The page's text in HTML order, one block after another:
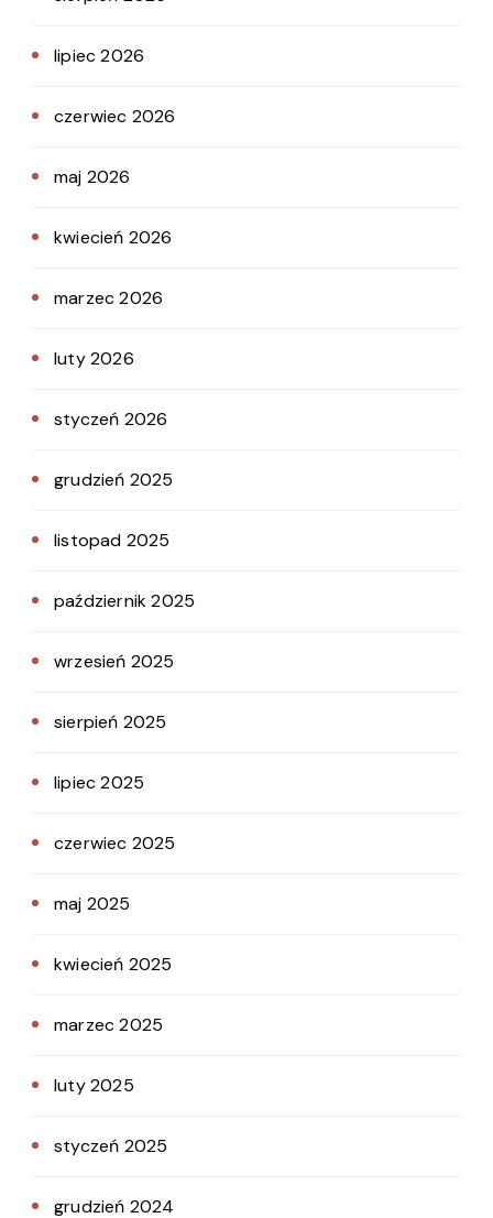
lipiec 2026
czerwiec 2026
maj 2026
kwiecień 2026
marzec 2026
luty 2026
styczeń 2026
grudzień 2025
listopad 2025
październik 2025
wrzesień 2025
sierpień 2025
lipiec 2025
czerwiec 2025
maj 2025
kwiecień 2025
marzec 2025
luty 2025
styczeń 2025
grudzień 2024